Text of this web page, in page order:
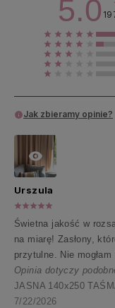
5.0
Jak zbieramy opinie?
Urszula
Świetna jakość w
na miarę! Zasłony,
przytulne. Nie
Opinia dotyczy
JASNA 140x250
7/22/2026